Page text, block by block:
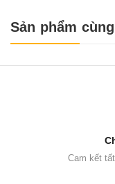
Sản phẩm
Cam kết